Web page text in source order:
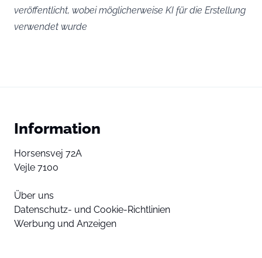
veröffentlicht, wobei möglicherweise KI für die Erstellung
verwendet wurde
Information
Horsensvej 72A
Vejle 7100
Über uns
Datenschutz- und Cookie-Richtlinien
Werbung und Anzeigen